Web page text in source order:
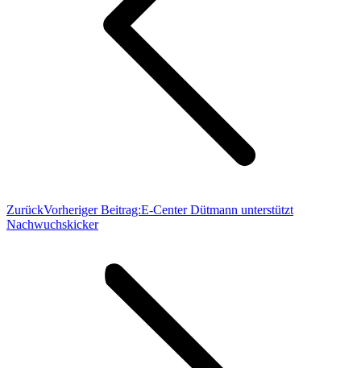
ZurückVorheriger Beitrag:E-Center Dütmann unterstützt
Nachwuchskicker